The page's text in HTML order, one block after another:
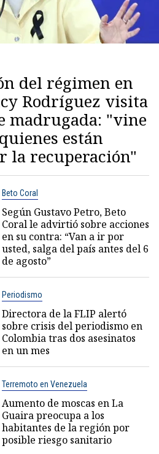
del régimen en
Rodríguez visita
madrugada: "vine
están
la recuperación"
Beto Coral
Según Gustavo Petro, Beto
Coral le advirtió sobre acciones
en su contra: “Van a ir por
usted, salga del país antes del 6
de agosto”
Periodismo
Directora de la FLIP alertó
sobre crisis del periodismo en
Colombia tras dos asesinatos
en un mes
Terremoto en Venezuela
Aumento de moscas en La
Guaira preocupa a los
habitantes de la región por
posible riesgo sanitario